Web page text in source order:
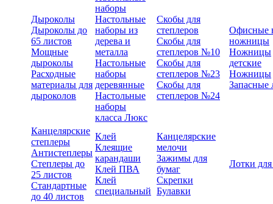
Дыроколы
Дыроколы до
65 листов
Мощные
дыроколы
Расходные
материалы для
дыроколов
наборы
Настольные
наборы из
дерева и
металла
Настольные
наборы
деревянные
Настольные
наборы
класса Люкс
Скобы для
степлеров
Скобы для
степлеров №10
Скобы для
степлеров №23
Скобы для
степлеров №24
Офисные
ножницы
Ножницы
детские
Ножницы
Запасные
Канцелярские
степлеры
Антистеплеры
Степлеры до
25 листов
Стандартные
до 40 листов
Клей
Клеящие
карандаши
Клей ПВА
Клей
специальный
Канцелярские
мелочи
Зажимы для
бумаг
Скрепки
Булавки
Лотки